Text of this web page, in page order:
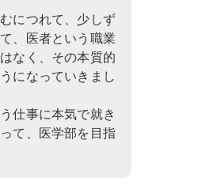
につれて、少しず
、医者という職業
なく、その本質的
になっていきまし
仕事に本気で就き
て、医学部を目指